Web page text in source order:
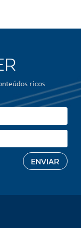
ricos